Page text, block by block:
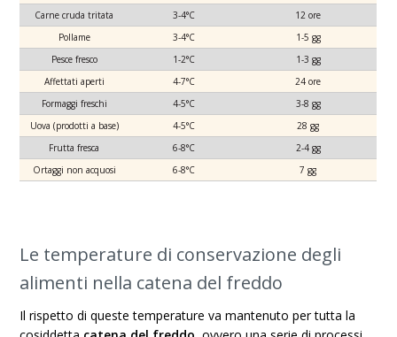
Carne cruda tritata
3-4°C
12 ore
Pollame
3-4°C
1-5 gg
Pesce fresco
1-2°C
1-3 gg
Affettati aperti
4-7°C
24 ore
Formaggi freschi
4-5°C
3-8 gg
Uova (prodotti a base)
4-5°C
28 gg
Frutta fresca
6-8°C
2-4 gg
Ortaggi non acquosi
6-8°C 7 gg
Le temperature di conservazione degli
alimenti nella catena del freddo
Il rispetto di queste temperature va mantenuto per tutta la